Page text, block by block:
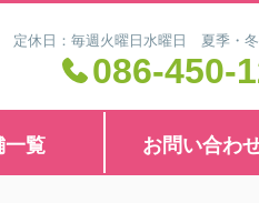
定休日：毎週火曜日水曜日 夏季・
086-450-
一覧 お問い合わ